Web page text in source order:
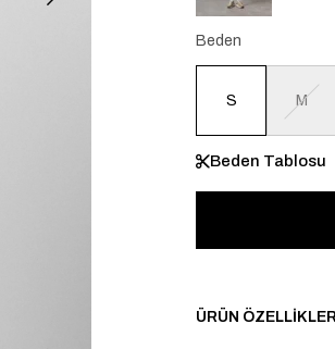
Beden
S M
Beden Tablosu
ÜRÜN